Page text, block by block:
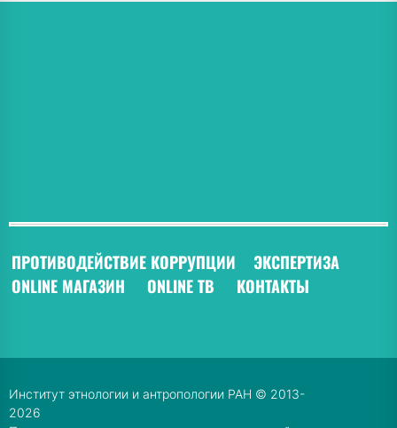
ПРОТИВОДЕЙСТВИЕ КОРРУПЦИИ ЭКСПЕРТИЗА
ONLINE МАГАЗИН
ONLINE ТВ КОНТАКТЫ
Институт этнологии и антропологии РАН © 2013-
2026